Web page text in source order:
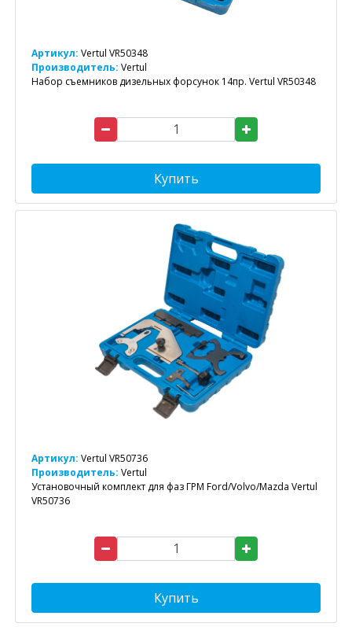
Артикул: Vertul VR50348
Производитель: Vertul
Набор съемников дизельных форсунок 14пр. Vertul VR50348
Купить
Артикул: Vertul VR50736
Производитель: Vertul
Установочный комплект для фаз ГРМ Ford/Volvo/Mazda Vertul
VR50736
Купить